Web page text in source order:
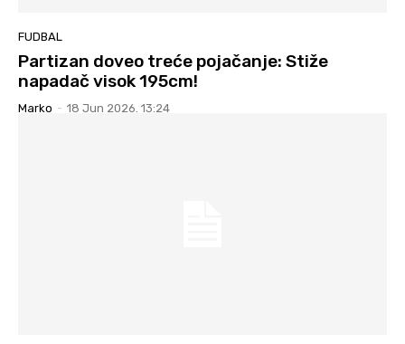
FUDBAL
Partizan doveo treće pojačanje: Stiže
napadač visok 195cm!
Marko - 18 Jun 2026. 13:24